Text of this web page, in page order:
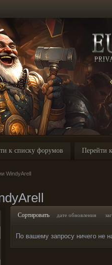
к списку форумов Перейти
WindyArell
Сортировать дате обновления
По вашему запросу ничего не